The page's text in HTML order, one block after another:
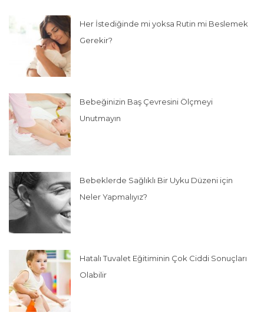
Her İstediğinde mi yoksa Rutin mi Beslemek
Gerekir?
Bebeğinizin Baş Çevresini Ölçmeyi
Unutmayın
Bebeklerde Sağlıklı Bir Uyku Düzeni için
Neler Yapmalıyız?
Hatalı Tuvalet Eğitiminin Çok Ciddi Sonuçları
Olabilir